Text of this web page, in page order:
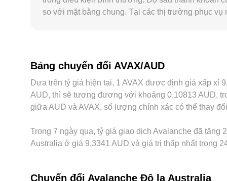
so với mặt bằng chung. Tại các thị trường phục
lệch, nhưng không loại bỏ hoàn toàn do chi phí
giữa các địa điểm giao dịch.
Bảng chuyển đổi AVAX/AUD
Dựa trên tỷ giá hiện tại, 1 AVAX được định giá xấp xỉ
AUD, thì sẽ tương đương với khoảng 0,10813 AUD,
giữa AUD và AVAX, số lượng chính xác có thể thay
Trong 7 ngày qua, tỷ giá giao dịch Avalanche đã
Australia ở giá 9,3341 AUD và giá trị thấp nhất trong
Chuyển đổi Avalanche Đô la Australia